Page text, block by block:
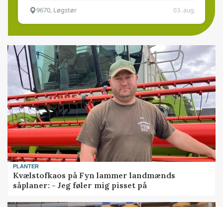
9670, Løgstør 03. aug.
PLANTER
Kvælstofkaos på Fyn lammer landmænds
såplaner: - Jeg føler mig pisset på